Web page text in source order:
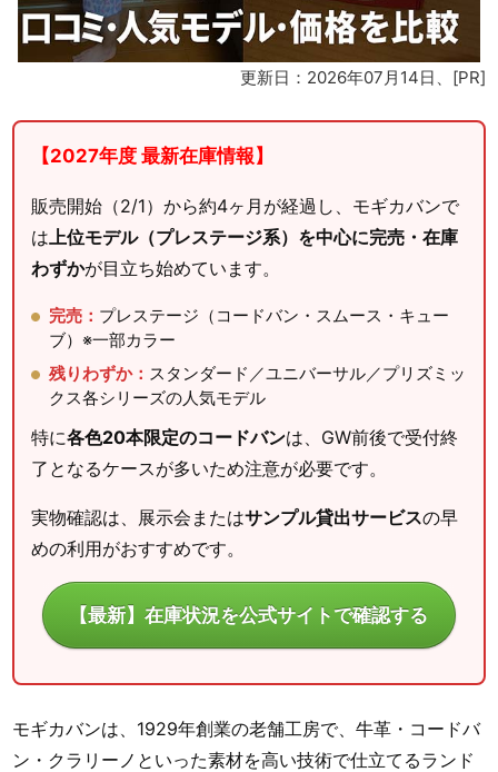
更新日：2026年07月14日 、[PR]
【2027年度 最新在庫情報】
販売開始（2/1）から約4ヶ月が経過し、モギカバンで
は上位モデル（プレステージ系）を中心に完売・在庫
わずかが目立ち始めています。
完売： プレステージ（コードバン・スムース・キュー
ブ）※一部カラー
残りわずか： スタンダード／ユニバーサル／プリズミッ
クス各シリーズの人気モデル
特に各色20本限定のコードバンは、GW前後で受付終
了となるケースが多いため注意が必要です。
実物確認は、展示会またはサンプル貸出サービスの早
めの利用がおすすめです。
【最新】在庫状況を公式サイトで確認する
モギカバンは、1929年創業の老舗工房で、牛革・コードバ
ン・クラリーノといった素材を高い技術で仕立てるランド